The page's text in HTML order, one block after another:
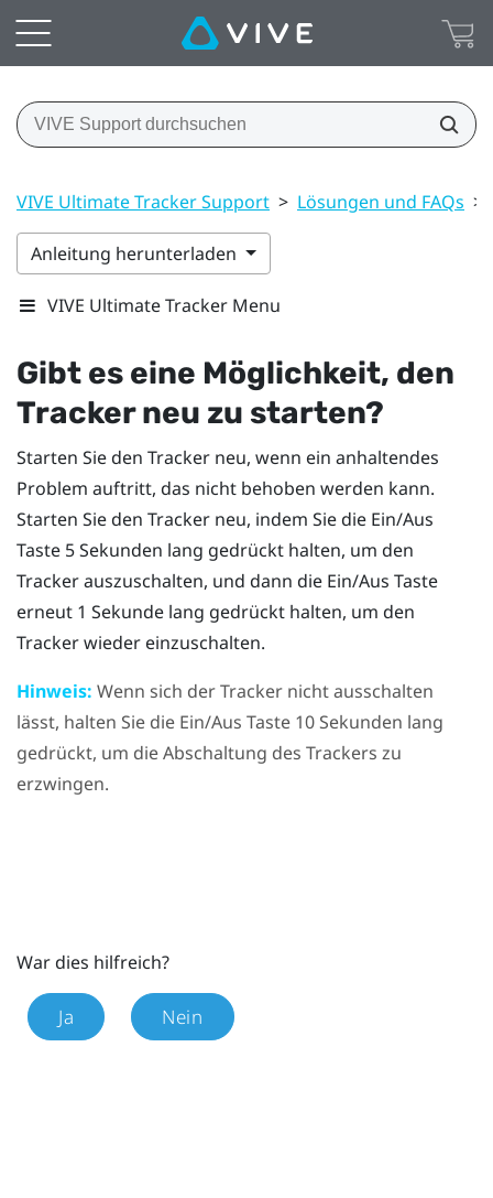
VIVE Ultimate Tracker Support > Lösungen und FAQs >
Anleitung herunterladen
VIVE Ultimate Tracker Menu
Gibt es eine Möglichkeit, den
Tracker neu zu starten?
Starten Sie den Tracker neu, wenn ein anhaltendes
Problem auftritt, das nicht behoben werden kann.
Starten Sie den Tracker neu, indem Sie die Ein/Aus
Taste 5 Sekunden lang gedrückt halten, um den
Tracker auszuschalten, und dann die Ein/Aus Taste
erneut 1 Sekunde lang gedrückt halten, um den
Tracker wieder einzuschalten.
Hinweis: Wenn sich der Tracker nicht ausschalten
lässt, halten Sie die Ein/Aus Taste 10 Sekunden lang
gedrückt, um die Abschaltung des Trackers zu
erzwingen.
War dies hilfreich?
Ja Nein